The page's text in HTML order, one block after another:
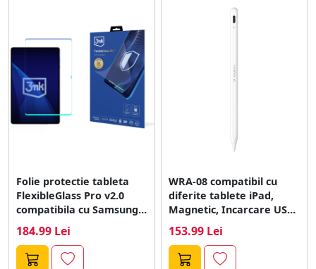
Folie protectie tableta
FlexibleGlass Pro v2.0
compatibila cu Samsung
184.99 Lei
WRA-08 compatibil cu
diferite tablete iPad,
Magnetic, Incarcare USB-
153.99 Lei